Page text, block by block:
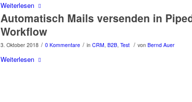
Weiterlesen
Automatisch Mails versenden in
Workflow
3. Oktober 2018 / 0 Kommentare / in CRM, B2B, Test / von Bernd Auer
Weiterlesen